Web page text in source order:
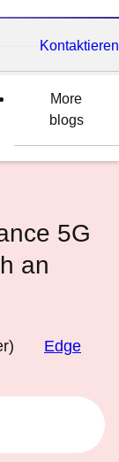
Kontaktieren
More
blogs
5G
an
Edge